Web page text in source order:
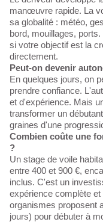
manœuvre rapide. La
sa globalité : météo,
bord, mouillages,
si votre objectif est la
directement.
Peut-on devenir
En quelques jours, on
prendre confiance.
et d'expérience. Mais
transformer un
graines d'une
Combien coûte une
?
Un stage de voile
entre 400 et 900 €,
inclus. C'est un
expérience complète
organismes proposent
jours) pour débuter à